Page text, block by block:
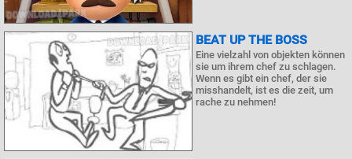
BEAT UP THE BOSS
Eine vielzahl von objekten können
sie um ihrem chef zu schlagen.
Wenn es gibt ein chef, der sie
misshandelt, ist es die zeit, um
rache zu nehmen!